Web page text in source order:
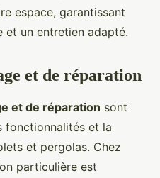
espace, garantissant
et un entretien adapté.
et de réparation
et de réparation sont
fonctionnalités et la
et pergolas. Chez
particulière est